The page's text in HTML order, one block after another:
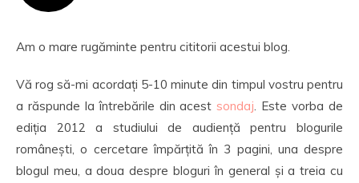
Am o mare rugăminte pentru cititorii acestui blog.
Vă rog să-mi acordați 5-10 minute din timpul vostru pentru
a răspunde la întrebările din acestsondaj . Este vorba de
ediția 2012 a studiului de audiență pentru blogurile
românești, o cercetare împărțită în 3 pagini, una despre
blogul meu, a doua despre bloguri în general și a treia cu